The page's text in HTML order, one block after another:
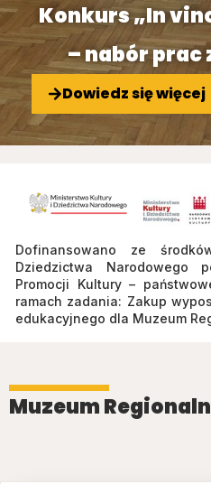
Konkurs „In
– nabór prac
Dowiedz się więcej
Dofinansowano ze
Dziedzictwa Narodowego
Promocji Kultury –
ramach zadania: Zakup
edukacyjnego dla Muzeum
Muzeum